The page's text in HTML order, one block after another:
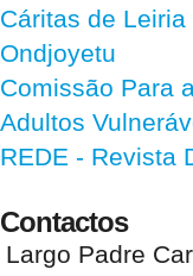
Cáritas de Leiria
Ondjoyetu
Comissão Para
Adultos
REDE - Revista
Contactos
Largo Padre